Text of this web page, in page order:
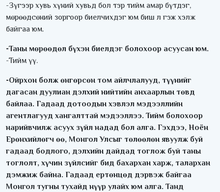
-Зүгээр хувь хүний хувьд бол тэр тийм амар бүтдэг,
мөрөөдсөний зоргоор биелчихдэг юм биш л гэж хэлж
байгаа юм.
-Таны мөрөөдөл бүхэн биелдэг болохоор асуусан юм.
-Тийм үү.
-Ойрхон болж өнгөрсөн том айлчлалууд, түүнийг
дагасан дуулиан дэлхий нийтийн анхаарлын төвд
байлаа. Гадаад дотоодын хэвлэл мэдээллийн
агентлагууд хангалттай мэдээллээ. Тийм болохоор
нарийвчилж асуух зүйл надад бол алга. Гэхдээ, Ноён
Ерөнхийлөгч өө, Монгол Улсыг төлөөлөн явуулж буй
гадаад бодлого, дэлхийн дайдад тоглож буй таны
тоглолт, хүчин зүйлсийг бид бахархан харж, талархан
дэмжиж байна. Гадаад ертөнцөд дэрвэж байгаа
Монгол тугны тухайд нүүр улайх юм алга. Танд